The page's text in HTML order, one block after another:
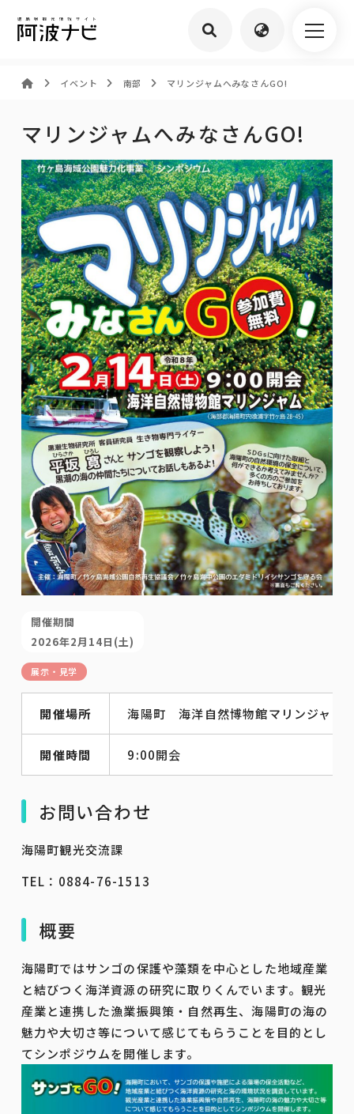
イベント 南部 マリンジャムへみなさんGO!
マリンジャムへみなさんGO!
開催期間
2026年2月14日(土)
展示・見学
開催場所 海陽町 海洋自然博物館マリンジャム
開催時間 9:00開会
お問い合わせ
海陽町観光交流課
TEL：0884-76-1513
概要
海陽町ではサンゴの保護や藻類を中心とした地域産業
と結びつく海洋資源の研究に取りくんでいます。観光
産業と連携した漁業振興策・自然再生、海陽町の海の
魅力や大切さ等について感じてもらうことを目的とし
てシンポジウムを開催します。